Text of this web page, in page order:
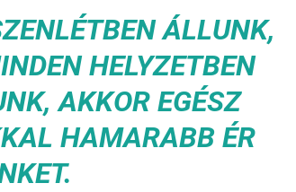
ÁLLUNK,
HELYZETBEN
AKKOR EGÉSZ
HAMARABB ÉR